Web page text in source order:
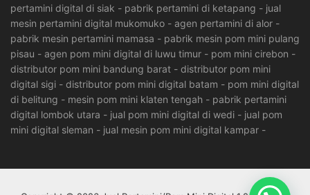
pertamini digital di siak - pabrik pertamini di ketapang - jual
mesin pertamini digital mukomuko - agen pertamini di alor -
pabrik mesin pertamini mamasa - pabrik mesin pom mini pulang
pisau - agen pom mini digital di luwu timur - pom mini cirebon -
distributor pom mini bandung barat - distributor pom mini
digital sigi - distributor pom mini digital batam - pom mini digital
di belitung - mesin pom mini klaten tengah - pabrik pertamini
digital lombok utara - jual pom mini digital di wedi - jual pom
mini digital sleman - jual mesin pom mini digital kampar -